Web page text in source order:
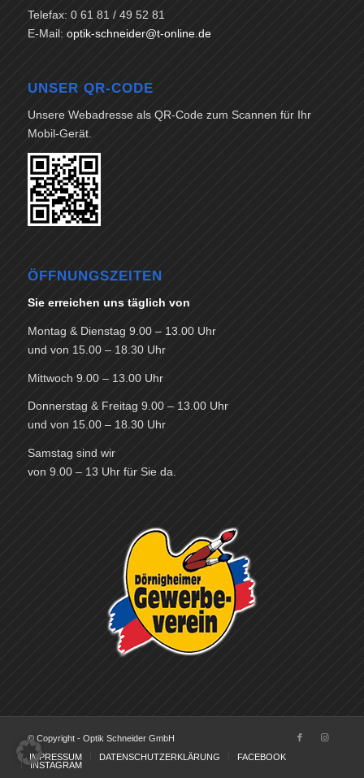
Telefax: 0 61 81 / 49 52 81
E-Mail: optik-schneider@t-online.de
UNSER QR-CODE
Unsere Webadresse als QR-Code zum Scannen für Ihr
Mobil-Gerät.
ÖFFNUNGSZEITEN
Sie erreichen uns täglich von
Montag & Dienstag 9.00 – 13.00 Uhr
und von 15.00 – 18.30 Uhr
Mittwoch 9.00 – 13.00 Uhr
Donnerstag & Freitag 9.00 – 13.00 Uhr
und von 15.00 – 18.30 Uhr
Samstag sind wir
von 9.00 – 13 Uhr für Sie da.
© Copyright - Optik Schneider GmbH
IMPRESSUM
DATENSCHUTZERKLÄRUNG
FACEBOOK
INSTAGRAM